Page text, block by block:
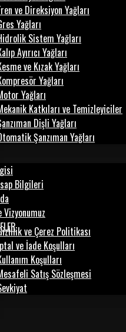
ve Direksiyon Yağları
Yağları
Sistem Yağları
Ayırıcı Yağları
ve Kızak Yağları
Yağları
Yağları
Katkıları ve Temizleyiciler
Dişli Yağları
Şanzıman Yağları
Bilgileri
Vizyonumuz
ve Çerez Politikası
ve İade Koşulları
Koşulları
Satış Sözleşmesi